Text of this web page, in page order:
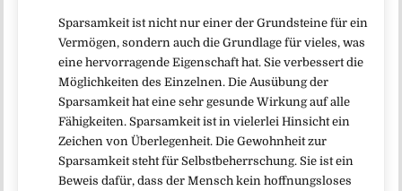
Sparsamkeit ist nicht nur einer der Grundsteine für ein
Vermögen, sondern auch die Grundlage für vieles, was
eine hervorragende Eigenschaft hat. Sie verbessert die
Möglichkeiten des Einzelnen. Die Ausübung der
Sparsamkeit hat eine sehr gesunde Wirkung auf alle
Fähigkeiten. Sparsamkeit ist in vielerlei Hinsicht ein
Zeichen von Überlegenheit. Die Gewohnheit zur
Sparsamkeit steht für Selbstbeherrschung. Sie ist ein
Beweis dafür, dass der Mensch kein hoffnungsloses